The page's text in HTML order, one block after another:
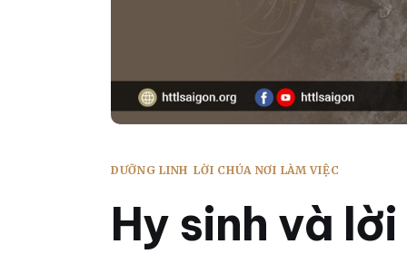
DƯỠNG LINH LỜI CHÚA NƠI LÀM VIỆC
Hy sinh và